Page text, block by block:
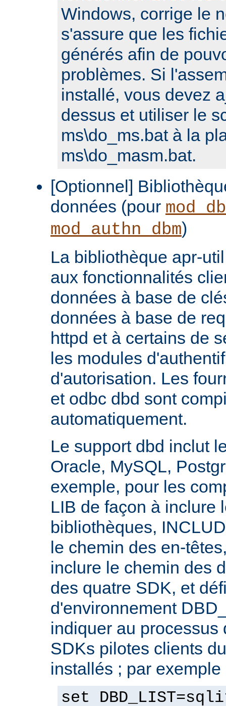
Windows, corrige le
s'assure que les
générés afin de
problèmes. Si
installé, vous devez
dessus et utiliser le
ms\do_ms.bat à la
ms\do_masm.bat.
[Optionnel]
données (pour
mod_authn_dbm)
La bibliothèque apr-
aux fonctionnalités
données à base de
données à base de
httpd et à certains de
les modules
d'autorisation. Les
et odbc dbd sont
automatiquement.
Le support dbd inclut
Oracle, MySQL,
exemple, pour les
LIB de façon à inclure
bibliothèques,
le chemin des en-
inclure le chemin des
des quatre SDK, et
d'environnement
indiquer au
SDKs pilotes clients
installés ; par exemple
set